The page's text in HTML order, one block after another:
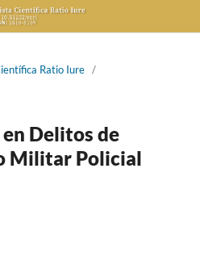
Ratio Iure /
Delitos de
Militar Policial